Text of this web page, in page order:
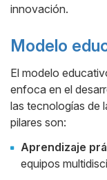
innovación.
Modelo
El modelo
enfoca en el
las tecnologías de
pilares son:
Aprendizaje
equipos